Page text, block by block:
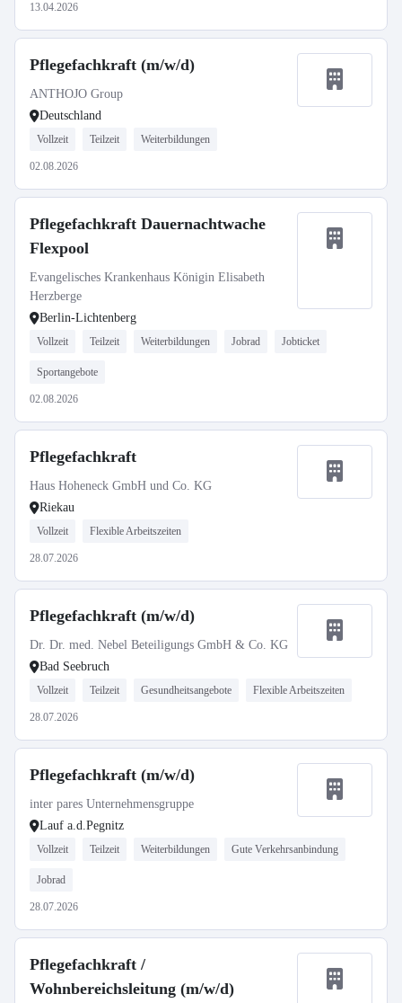
13.04.2026
Pflegefachkraft (m/w/d)
ANTHOJO Group
Deutschland
Vollzeit Teilzeit Weiterbildungen
02.08.2026
Pflegefachkraft Dauernachtwache
Flexpool
Evangelisches Krankenhaus Königin Elisabeth
Herzberge
Berlin-Lichtenberg
Vollzeit Teilzeit Weiterbildungen Jobrad Jobticket
Sportangebote
02.08.2026
Pflegefachkraft
Haus Hoheneck GmbH und Co. KG
Riekau
Vollzeit Flexible Arbeitszeiten
28.07.2026
Pflegefachkraft (m/w/d)
Dr. Dr. med. Nebel Beteiligungs GmbH & Co. KG
Bad Seebruch
Vollzeit Teilzeit Gesundheitsangebote Flexible Arbeitszeiten
28.07.2026
Pflegefachkraft (m/w/d)
inter pares Unternehmensgruppe
Lauf a.d.Pegnitz
Vollzeit Teilzeit Weiterbildungen Gute Verkehrsanbindung
Jobrad
28.07.2026
Pflegefachkraft /
Wohnbereichsleitung (m/w/d)